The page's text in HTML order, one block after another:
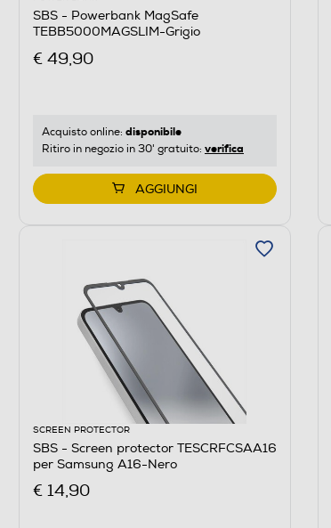
SBS - Powerbank MagSafe
TEBB5000MAGSLIM-Grigio
€ 49,90
Acquisto online: disponibile
Ritiro in negozio in 30' gratuito: verifica
AGGIUNGI
SCREEN PROTECTOR
SBS - Screen protector TESCRFCSAA16
per Samsung A16-Nero
€ 14,90